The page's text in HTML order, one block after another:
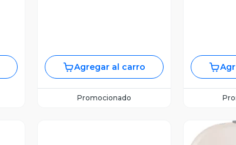
Agregar al carro
Promocionado